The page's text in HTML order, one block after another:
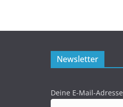
Newsletter
Deine E-Mail-Adresse